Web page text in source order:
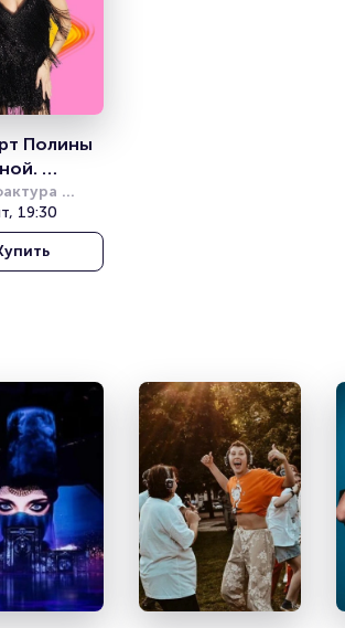
Полины
Sound
19:30